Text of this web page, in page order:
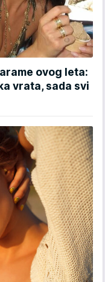
ovog leta:
vrata, sada svi